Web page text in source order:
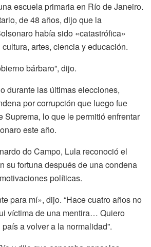
escuela primaria en Río de Janeiro.
de 48 años, dijo que la
había sido «catastrófica»
artes, ciencia y educación.
bárbaro”, dijo.
durante las últimas elecciones,
por corrupción que luego fue
Suprema, lo que le permitió enfrentar
este año.
do Campo, Lula reconoció el
su fortuna después de una condena
políticas.
para mí», dijo. “Hace cuatro años no
víctima de una mentira… Quiero
a volver a la normalidad”.